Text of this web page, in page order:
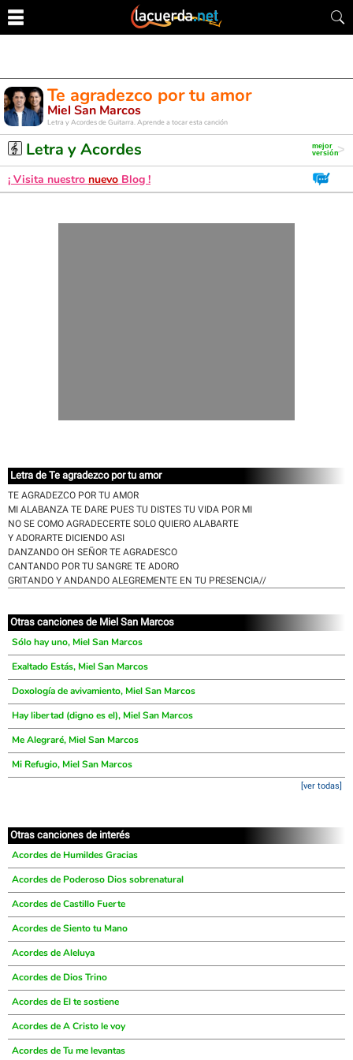
Te agradezco por tu amor
Miel San Marcos
Letra y Acordes de Guitarra. Aprende a tocar esta canción
Letra y Acordes
¡ Visita nuestro nuevo Blog !
Letra de Te agradezco por tu amor
TE AGRADEZCO POR TU AMOR
MI ALABANZA TE DARE PUES TU DISTES TU VIDA POR MI
NO SE COMO AGRADECERTE SOLO QUIERO ALABARTE
Y ADORARTE DICIENDO ASI
DANZANDO OH SEÑOR TE AGRADESCO
CANTANDO POR TU SANGRE TE ADORO
GRITANDO Y ANDANDO ALEGREMENTE EN TU PRESENCIA//
Otras canciones de Miel San Marcos
Sólo hay uno, Miel San Marcos
Exaltado Estás, Miel San Marcos
Doxología de avivamiento, Miel San Marcos
Hay libertad (digno es el), Miel San Marcos
Me Alegraré, Miel San Marcos
Mi Refugio, Miel San Marcos
[ver todas]
Otras canciones de interés
Acordes de Humildes Gracias
Acordes de Poderoso Dios sobrenatural
Acordes de Castillo Fuerte
Acordes de Siento tu Mano
Acordes de Aleluya
Acordes de Dios Trino
Acordes de El te sostiene
Acordes de A Cristo le voy
Acordes de Tu me levantas